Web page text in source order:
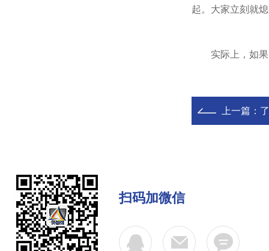
起。大家立刻就
实际上，如果
上一篇：
扫码加微信